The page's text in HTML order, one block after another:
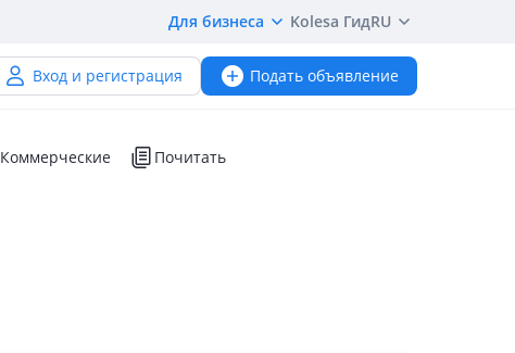
Для бизнеса Kolesa ГидRU
Вход и регистрация Подать объявление
Коммерческие Почитать